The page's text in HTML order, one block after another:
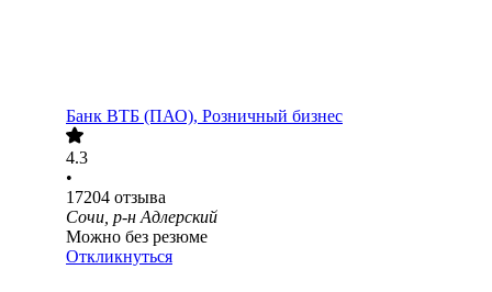
Банк ВТБ (ПАО), Розничный бизнес
4.3
•
17204 отзыва
Сочи, р-н Адлерский
Можно без резюме
Откликнуться